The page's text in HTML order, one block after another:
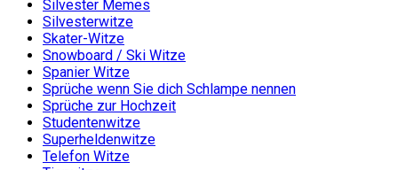
Silvester Memes
Silvesterwitze
Skater-Witze
Snowboard / Ski Witze
Spanier Witze
Sprüche wenn Sie dich Schlampe nennen
Sprüche zur Hochzeit
Studentenwitze
Superheldenwitze
Telefon Witze